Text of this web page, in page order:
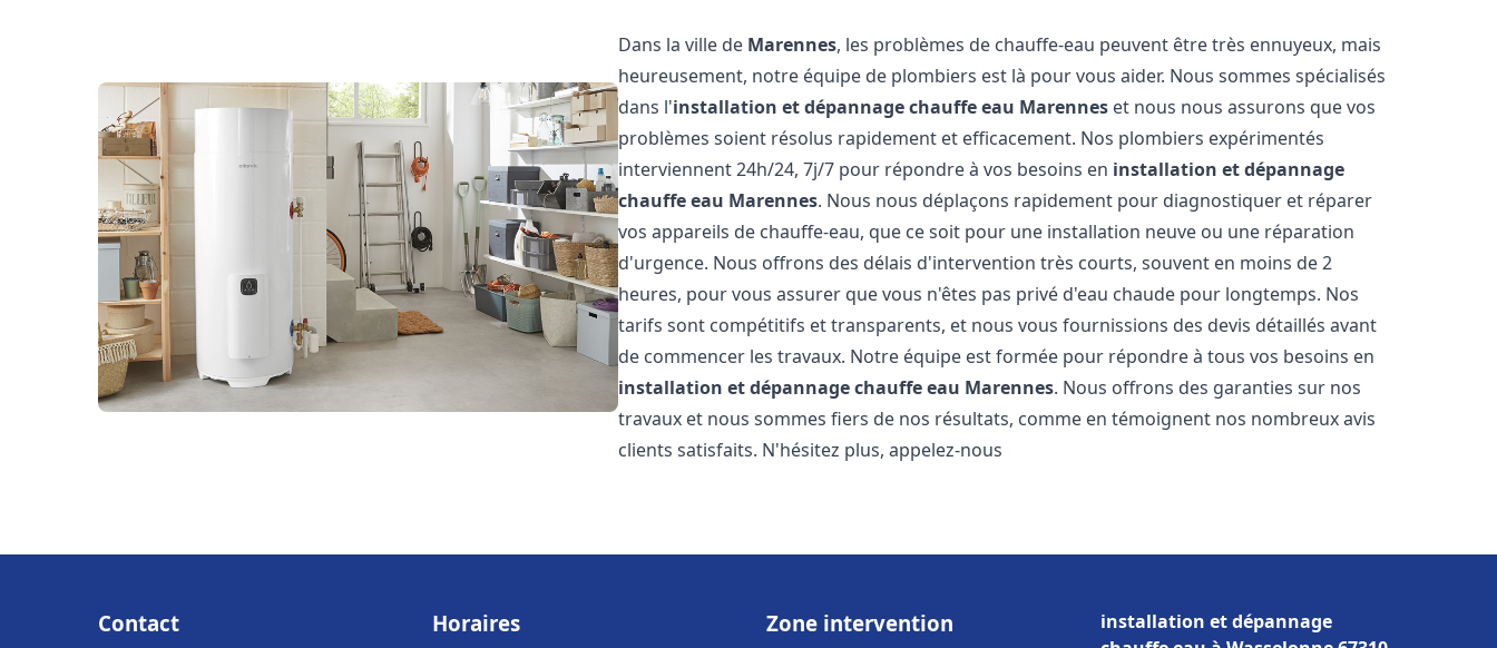
Dans la ville de Marennes, les problèmes de chauffe-eau peuvent être très ennuyeux, mais
heureusement, notre équipe de plombiers est là pour vous aider. Nous sommes spécialisés
dans l'installation et dépannage chauffe eau Marennes et nous nous assurons que vos
problèmes soient résolus rapidement et efficacement. Nos plombiers expérimentés
interviennent 24h/24, 7j/7 pour répondre à vos besoins en installation et dépannage
chauffe eau Marennes. Nous nous déplaçons rapidement pour diagnostiquer et réparer
vos appareils de chauffe-eau, que ce soit pour une installation neuve ou une réparation
d'urgence. Nous offrons des délais d'intervention très courts, souvent en moins de 2
heures, pour vous assurer que vous n'êtes pas privé d'eau chaude pour longtemps. Nos
tarifs sont compétitifs et transparents, et nous vous fournissions des devis détaillés avant
de commencer les travaux. Notre équipe est formée pour répondre à tous vos besoins en
installation et dépannage chauffe eau Marennes. Nous offrons des garanties sur nos
travaux et nous sommes fiers de nos résultats, comme en témoignent nos nombreux avis
clients satisfaits. N'hésitez plus, appelez-nous
Contact Horaires Zone intervention
installation et dépannage